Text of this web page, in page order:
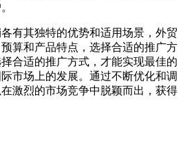
其独特的优势和适用场景，外贸
算和产品特点，选择合适的推广方
合适的推广方式，才能实现最佳的
市场上的发展。通过不断优化和调
激烈的市场竞争中脱颖而出，获得